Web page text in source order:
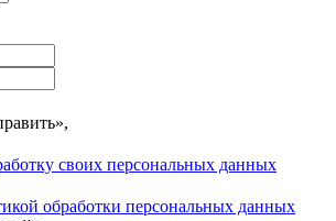
своих персональных данных
обработки персональных данных